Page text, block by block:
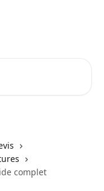
complet